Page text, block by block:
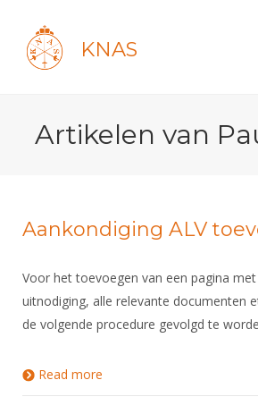
KNAS
Login
Forums
Maandelijks archief
Bond
Lidmaatschap
Tarieven
Reglementen
Ledencijfers
Sponsors en Partners
Recreatiesport
Veteranen
NK's
Oranje
Voor de jeugd
Spreekbeurtpakket
Forums
Schermforum
Contact
Artikelen van
Aankondiging ALV
Voor het toevoegen van een pagina
uitnodiging, alle relevante documenten
de volgende procedure gevolgd te
Read more